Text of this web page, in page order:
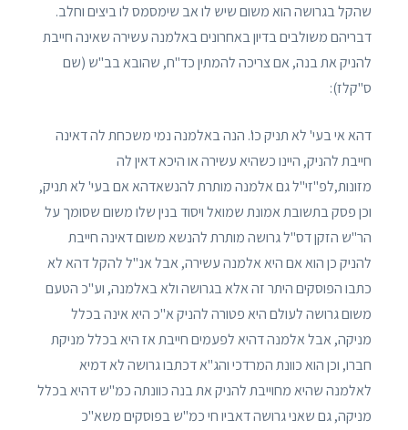
שהקל בגרושה הוא משום שיש לו אב שימסמס לו ביצים וחלב.
דבריהם משולבים בדיון באחרונים באלמנה עשירה שאינה חייבת
להניק את בנה, אם צריכה להמתין כד"ח, שהובא בב"ש (שם
ס"קלז):
דהא אי בעי' לא תניק כו'. הנה באלמנה נמי משכחת לה דאינה
חייבת להניק, היינו כשהיא עשירה או היכא דאין לה
מזונות,לפ"זי"ל גם אלמנה מותרת להנשאדהא אם בעי' לא תניק,
וכן פסק בתשובת אמונת שמואל ויסוד בנין שלו משום שסומך על
הר"ש הזקן דס"ל גרושה מותרת להנשא משום דאינה חייבת
להניק כן הוא אם היא אלמנה עשירה, אבל אנ"ל להקל דהא לא
כתבו הפוסקים היתר זה אלא בגרושה ולא באלמנה, וע"כ הטעם
משום גרושה לעולם היא פטורה להניק א"כ היא אינה בכלל
מניקה, אבל אלמנה דהיא לפעמים חייבת אז היא בכלל מניקת
חברו, וכן הוא כוונת המרדכי והג"א דכתבו גרושה לא דמיא
לאלמנה שהיא מחוייבת להניק את בנה כוונתה כמ"ש דהיא בכלל
מניקה, גם שאני גרושה דאביו חי כמ"ש בפוסקים משא"כ